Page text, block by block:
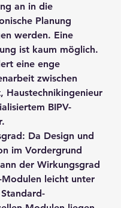
an in die
Planung
werden. Eine
ist kaum möglich.
eine enge
zwischen
Haustechnikingenieur
BIPV-
Da Design und
im Vordergrund
der Wirkungsgrad
Modulen leicht unter